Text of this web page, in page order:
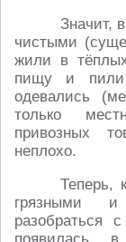
Значит,
чистыми
жили в
пищу и пили
одевались
только
привозных
неплохо.
Теперь,
грязными
разобраться